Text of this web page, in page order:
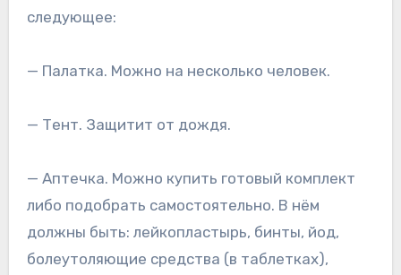
следующее:
— Палатка. Можно на несколько человек.
— Тент. Защитит от дождя.
— Аптечка. Можно купить готовый комплект
либо подобрать самостоятельно. В нём
должны быть: лейкопластырь, бинты, йод,
болеутоляющие средства (в таблетках),